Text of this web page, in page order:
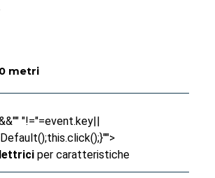
metri
"!="=event.key||
per caratteristiche